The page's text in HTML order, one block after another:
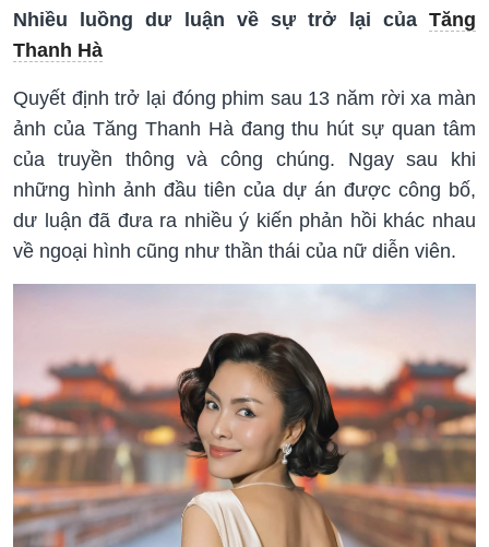
Nhiều luồng dư luận về sự trở lại của Tăng
Thanh Hà
Quyết định trở lại đóng phim sau 13 năm rời xa màn
ảnh của Tăng Thanh Hà đang thu hút sự quan tâm
của truyền thông và công chúng. Ngay sau khi
những hình ảnh đầu tiên của dự án được công bố,
dư luận đã đưa ra nhiều ý kiến phản hồi khác nhau
về ngoại hình cũng như thần thái của nữ diễn viên.